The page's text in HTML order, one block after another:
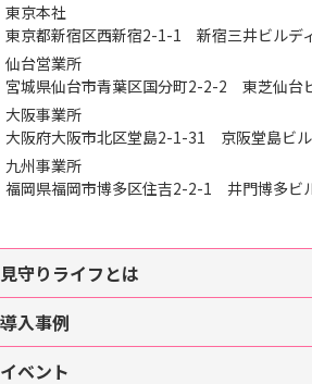
東京本社
東京都新宿区西新宿2-1-1 新宿三井ビルデ
仙台営業所
宮城県仙台市青葉区国分町2-2-2 東芝仙台
大阪事業所
大阪府大阪市北区堂島2-1-31 京阪堂島ビ
九州事業所
福岡県福岡市博多区住吉2-2-1 井門博多ビ
見守りライフとは
導入事例
イベント